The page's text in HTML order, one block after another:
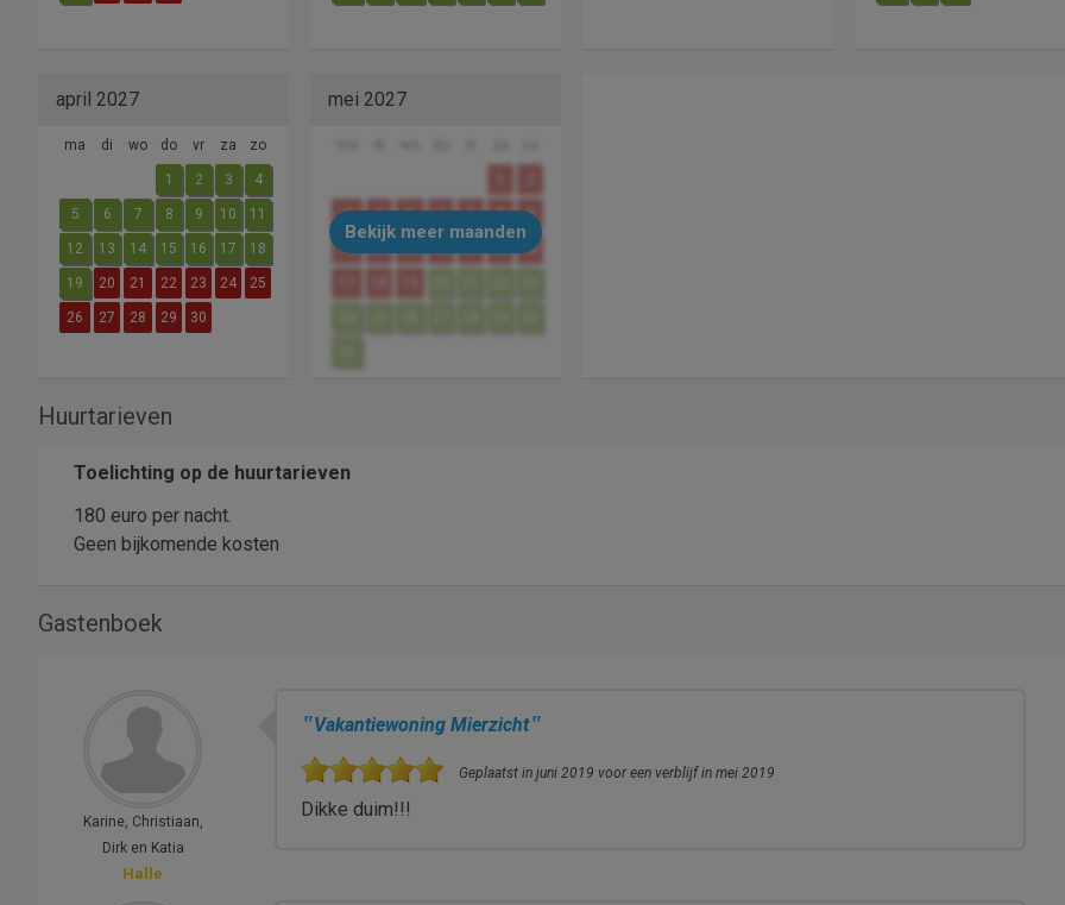
april 2027
ma di wo do vr za zo
1 2 3 4
5 6 7 8 9 10 11
12 13 14 15 16 17 18
19 20 21 22 23 24 25
26 27 28 29 30
mei 2027
3 4 5 6 7 8 9
10 16
Bekijk meer maanden
Huurtarieven
Toelichting op de huurtarieven
180 euro per nacht.
Geen bijkomende kosten
Gastenboek
Karine, Christiaan,
Dirk en Katia
Halle
"Vakantiewoning Mierzicht"
Geplaatst in juni 2019 voor een verblijf in mei 2019
Dikke duim!!!